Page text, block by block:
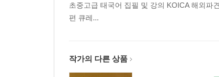
초중고급 태국어 집필 및 강의 KOICA 해외파
편 큐레...
작가의 다른 상품